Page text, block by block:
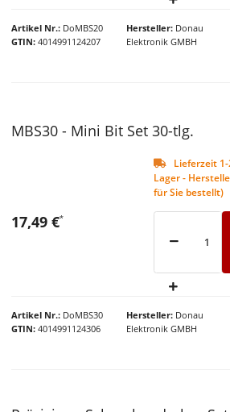
Artikel Nr. DoMBS20
GTIN 4014991124207
Hersteller Donau
Elektronik GMBH
NEU
MBS30 - Mini Bit Set 30-tlg.
Lieferzeit
Lager -
für Sie bestellt)
Artikel Nr. DoMBS30
GTIN 4014991124306
Hersteller Donau
Elektronik GMBH
17,49 €*